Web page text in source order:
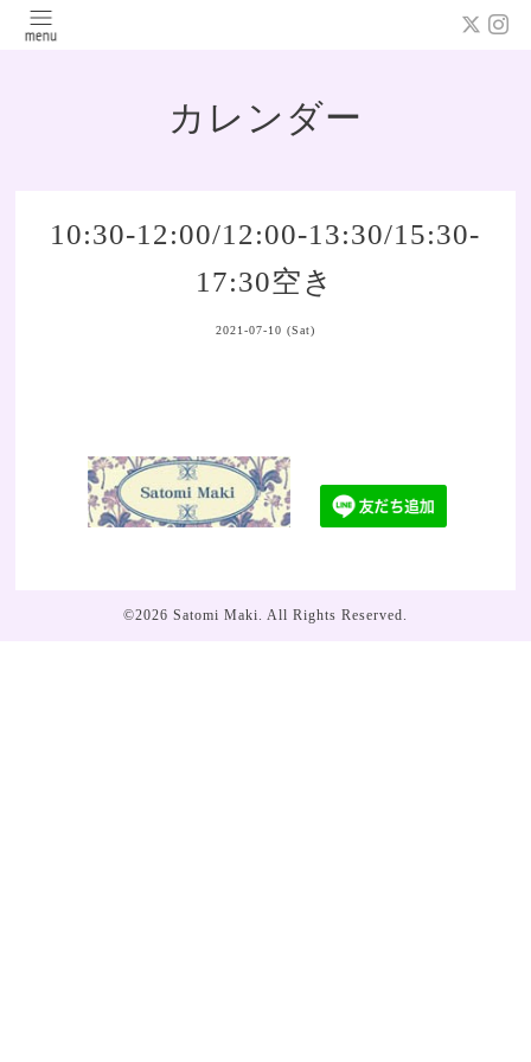
カレンダー
10:30-12:00/12:00-13:30/15:30-
17:30空き
2021-07-10 (Sat)
©2026 Satomi Maki. All Rights Reserved.